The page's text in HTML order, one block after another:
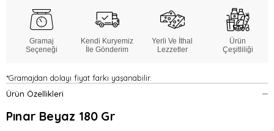
Gramaj
Seçeneği
Kendi Kuryemiz
İle Gönderim
Yerli Ve İthal
Lezzetler
Ürün
Çeşitliliği
*Gramajdan dolayı fiyat farkı yaşanabilir.
Ürün Özellikleri
Pınar Beyaz 180 Gr